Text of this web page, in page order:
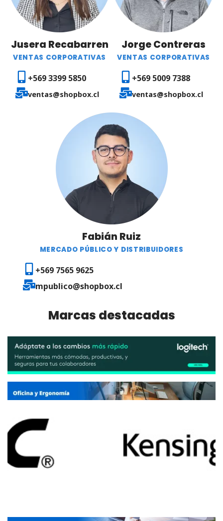
Jusera Recabarren
VENTAS CORPORATIVAS
+569 3399 5850
ventas@shopbox.cl
Jorge Contreras
VENTAS CORPORATIVAS
+569 5009 7388
ventas@shopbox.cl
Fabián Ruiz
MERCADO PÚBLICO Y DISTRIBUIDORES
+569 7565 9625
mpublico@shopbox.cl
Marcas destacadas